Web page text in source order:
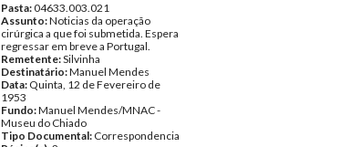
Pasta:04633.003.021
Assunto:Noticias da operação
cirúrgica a que foi submetida. Espera
regressar em breve a Portugal.
Remetente:Silvinha
Destinatário:Manuel Mendes
Data: Quinta, 12 de Fevereiro de
1953
Fundo:Manuel Mendes/MNAC -
Museu do Chiado
Tipo Documental: Correspondencia